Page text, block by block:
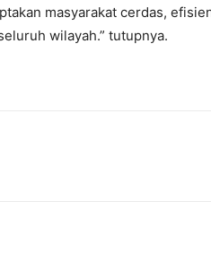
masyarakat cerdas,
wilayah.” tutupnya.